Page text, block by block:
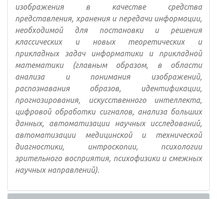
изображения в качестве средства
представления, хранения и передачи информации,
необходимой для постановки и решения
классических и новых теоретических и
прикладных задач информатики и прикладной
математики (главным образом, в области
анализа и понимания изображений,
распознавания образов, идентификации,
прогнозирования, искусственного интеллекта,
цифровой обработки сигналов, анализа больших
данных, автоматизации научных исследований,
автоматизации медицинской и технической
диагностики, интроскопии, психологии
зрительного восприятия, психофизики и смежных
научных направлений).